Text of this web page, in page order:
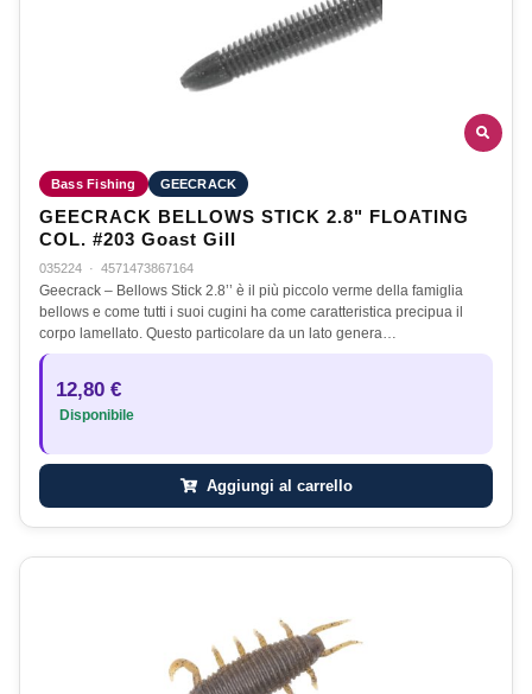
Bass Fishing GEECRACK
GEECRACK BELLOWS STICK 2.8" FLOATING
COL. #203 Goast Gill
035224 · 4571473867164
Geecrack – Bellows Stick 2.8’’ è il più piccolo verme della famiglia
bellows e come tutti i suoi cugini ha come caratteristica precipua il
corpo lamellato. Questo particolare da un lato genera…
12,80 €
Disponibile
Aggiungi al carrello